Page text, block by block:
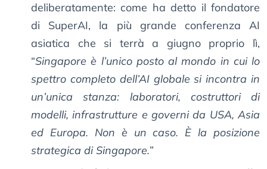
deliberatamente: come ha detto il fondatore
di SuperAI, la più grande conferenza AI
asiatica che si terrà a giugno proprio lì,
“Singapore è l’unico posto al mondo in cui lo
spettro completo dell’AI globale si incontra in
un’unica stanza: laboratori, costruttori di
modelli, infrastrutture e governi da USA, Asia
ed Europa. Non è un caso. È la posizione
strategica di Singapore.”